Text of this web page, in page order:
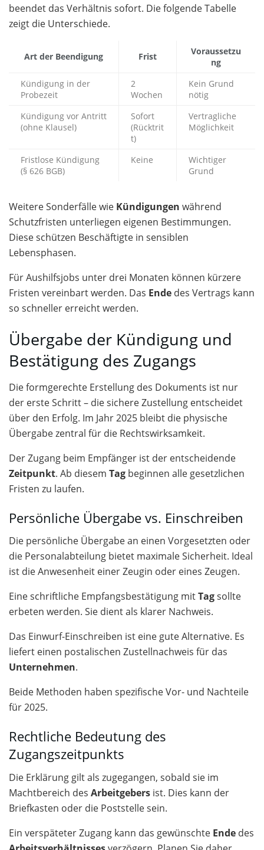
beendet das Verhältnis sofort. Die folgende Tabelle
zeigt die Unterschiede.
Art der Beendigung Frist
Voraussetzu
ng
Kündigung in der
Probezeit
2
Wochen
Kein Grund
nötig
Kündigung vor Antritt
(ohne Klausel)
Sofort
(Rücktrit
t)
Vertragliche
Möglichkeit
Fristlose Kündigung
(§ 626 BGB)
Keine
Wichtiger
Grund
Weitere Sonderfälle wie Kündigungen während
Schutzfristen unterliegen eigenen Bestimmungen.
Diese schützen Beschäftigte in sensiblen
Lebensphasen.
Für Aushilfsjobs unter drei Monaten können kürzere
Fristen vereinbart werden. Das Ende des Vertrags kann
so schneller erreicht werden.
Übergabe der Kündigung und
Bestätigung des Zugangs
Die formgerechte Erstellung des Dokuments ist nur
der erste Schritt – die sichere Zustellung entscheidet
über den Erfolg. Im Jahr 2025 bleibt die physische
Übergabe zentral für die Rechtswirksamkeit.
Der Zugang beim Empfänger ist der entscheidende
Zeitpunkt. Ab diesem Tag beginnen alle gesetzlichen
Fristen zu laufen.
Persönliche Übergabe vs. Einschreiben
Die persönliche Übergabe an einen Vorgesetzten oder
die Personalabteilung bietet maximale Sicherheit. Ideal
ist die Anwesenheit einer Zeugin oder eines Zeugen.
Eine schriftliche Empfangsbestätigung mitTagsollte
erbeten werden. Sie dient als klarer Nachweis.
Das Einwurf-Einschreiben ist eine gute Alternative. Es
liefert einen postalischen Zustellnachweis für das
Unternehmen.
Beide Methoden haben spezifische Vor- und Nachteile
für 2025.
Rechtliche Bedeutung des
Zugangszeitpunkts
Die Erklärung gilt als zugegangen, sobald sie im
Machtbereich des Arbeitgebers ist. Dies kann der
Briefkasten oder die Poststelle sein.
Ein verspäteter Zugang kann das gewünschte Ende des